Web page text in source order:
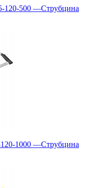
120-500 —Струбцина
1000 —Струбцина